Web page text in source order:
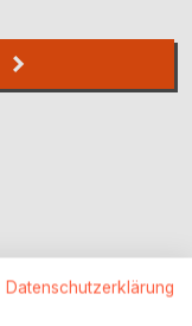
Datenschutzerklärung